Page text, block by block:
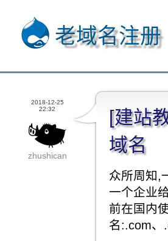
老域名注册
2018-12-25
22:32
zhushican
[建站
域名
众所周知,
一个企业
前在国内
名:.com、